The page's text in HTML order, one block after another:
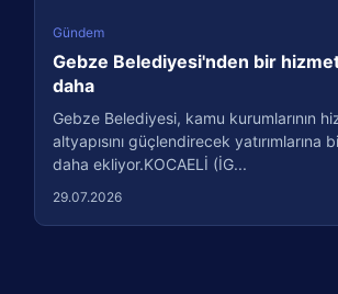
Gündem
Gebze Belediyesi'nden bir hizmet
daha
Gebze Belediyesi, kamu kurumlarının
altyapısını güçlendirecek yatırımlarına
daha ekliyor.KOCAELİ (İG...
29.07.2026